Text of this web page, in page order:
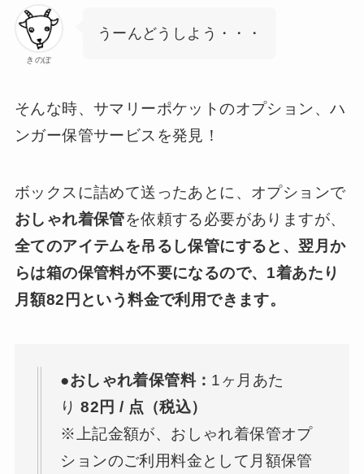
きのぽ
うーんどうしよう・・・
そんな時、サマリーポケットのオプション、ハ
ンガー保管サービスを発見！
ボックスに詰めて送ったあとに、オプションで
おしゃれ着保管を依頼する必要がありますが、
全てのアイテムを吊るし保管にすると、翌月か
らは箱の保管料が不要になるので、1着あたり
月額82円という料金で利用できます。
●おしゃれ着保管料： 1ヶ月あた
り 82円 / 点（税込）
※上記金額が、おしゃれ着保管オプ
ションのご利用料金として月額保管